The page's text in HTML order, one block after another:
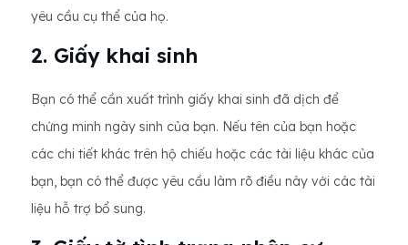
yêu cầu cụ thể của họ.
2. Giấy khai sinh
Bạn có thể cần xuất trình giấy khai sinh đã dịch để
chứng minh ngày sinh của bạn. Nếu tên của bạn hoặc
các chi tiết khác trên hộ chiếu hoặc các tài liệu khác của
bạn, bạn có thể được yêu cầu làm rõ điều này với các tài
liệu hỗ trợ bổ sung.